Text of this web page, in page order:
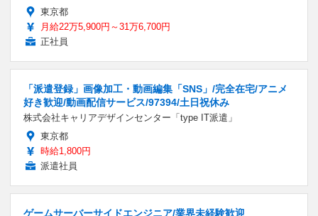
東京都
月給22万5,900円～31万6,700円
正社員
「派遣登録」画像加工・動画編集「SNS」/完全在宅/アニメ
好き歓迎/動画配信サービス/97394/土日祝休み
株式会社キャリアデザインセンター「type IT派遣」
東京都
時給1,800円
派遣社員
ゲームサーバーサイドエンジニア/業界未経験歓迎